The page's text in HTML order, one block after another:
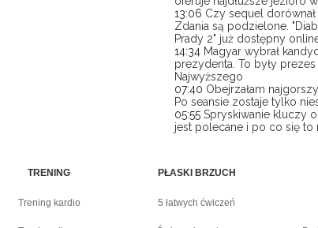
13:06 Czy sequel
Zdania są podzielone.
Prady 2" już dostępny
14:34 Magyar wybrał
prezydenta. To były prezes
Najwyższego
07:40 Obejrzałam
Po seansie zostaje tylko
05:55 Spryskiwanie kluczy
jest polecane i po co się to
TRENING
Trening kardio
PŁASKI BRZUCH
5 łatwych ćwiczeń